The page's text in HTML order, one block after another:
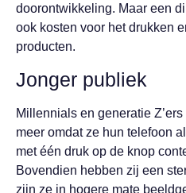
doorontwikkeling. Maar een
ook kosten voor het drukken
producten.
Jonger publiek
Millennials en generatie
meer omdat ze hun telefoon
met één druk op de knop
Bovendien hebben zij een
zijn ze in hogere mate